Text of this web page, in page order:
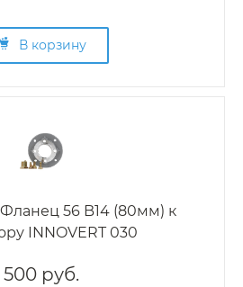
В корзину
56 B14 (80мм) к
INNOVERT 030
500 руб.